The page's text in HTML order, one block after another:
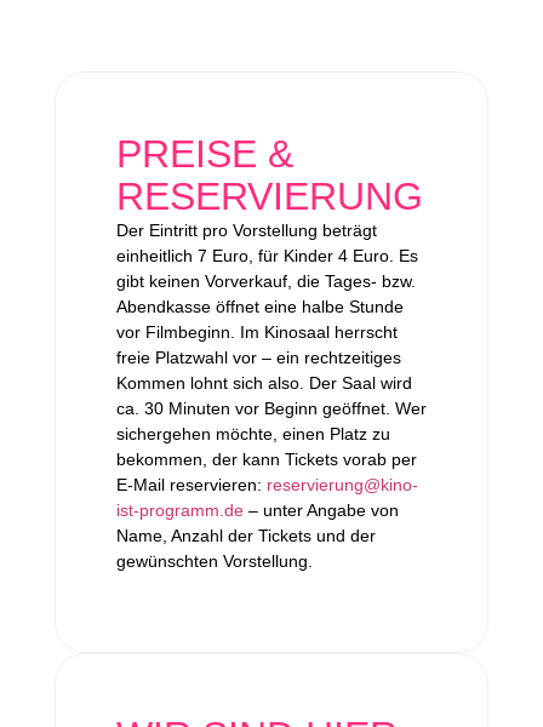
PREISE &
RESERVIERUNG
Der Eintritt pro Vorstellung beträgt
einheitlich 7 Euro, für Kinder 4 Euro. Es
gibt keinen Vorverkauf, die Tages- bzw.
Abendkasse öffnet eine halbe Stunde
vor Filmbeginn. Im Kinosaal herrscht
freie Platzwahl vor – ein rechtzeitiges
Kommen lohnt sich also. Der Saal wird
ca. 30 Minuten vor Beginn geöffnet. Wer
sichergehen möchte, einen Platz zu
bekommen, der kann Tickets vorab per
E-Mail reservieren: reservierung@kino-
ist-programm.de– unter Angabe von
Name, Anzahl der Tickets und der
gewünschten Vorstellung.